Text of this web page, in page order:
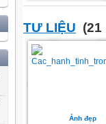
TƯ LIỆU (21
Ảnh đẹp